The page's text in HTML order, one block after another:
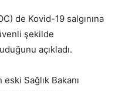
de Kovid-19 salgınına
şekilde
açıkladı.
Sağlık Bakanı